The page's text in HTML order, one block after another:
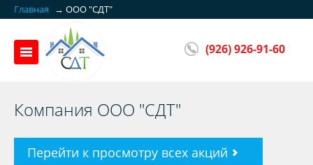
Главная → ООО "СДТ"
(926) 926-91-60
Компания ООО "СДТ"
Перейти к просмотру всех акций